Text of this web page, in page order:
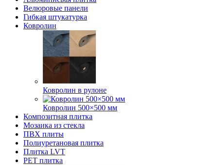
Велюровые панели
Гибкая штукатурка
Ковролин
Ковролин в рулоне
Ковролин 500×500 мм
Композитная плитка
Мозаика из стекла
ПВХ плиты
Полиуретановая плитка
Плитка LVT
РЕТ плитка